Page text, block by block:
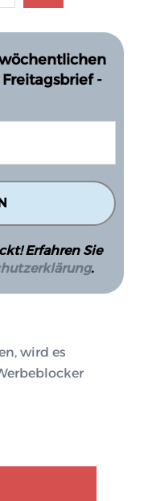
-
Erfahren Sie
.
wird es